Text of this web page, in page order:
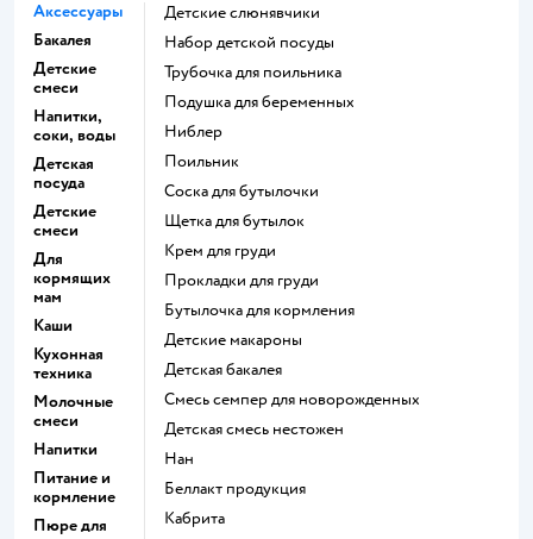
Аксессуары
Бакалея
Детские
смеси
Напитки,
соки, воды
Детская
посуда
Детские
смеси
Для
кормящих
мам
Каши
Кухонная
техника
Молочные
смеси
Напитки
Питание и
кормление
Пюре для
Детские слюнявчики
набор детской посуды
трубочка для поильника
подушка для беременных
ниблер
поильник
соска для бутылочки
щетка для бутылок
крем для груди
прокладки для груди
бутылочка для кормления
детские макароны
детская бакалея
смесь семпер для новорожденных
детская смесь нестожен
нан
беллакт продукция
кабрита